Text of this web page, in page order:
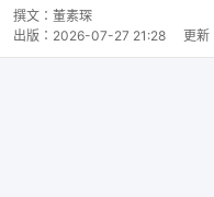
撰文： 董素琛
出版： 2026-07-27 21:28 更新